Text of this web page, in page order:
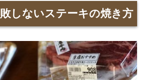
しないステーキの焼き方